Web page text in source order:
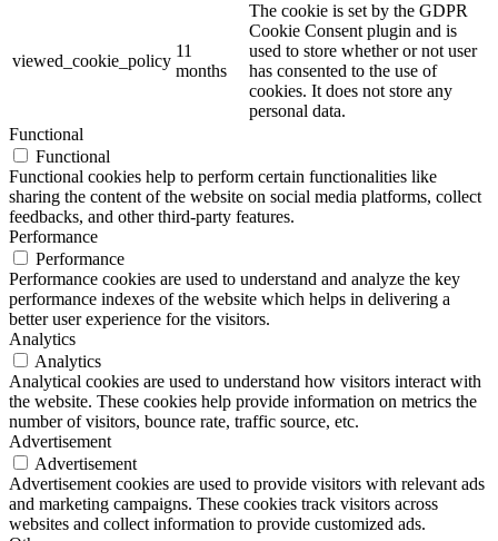
viewed_cookie_policy
11
months
The cookie is set by the GDPR
Cookie Consent plugin and is
used to store whether or not user
has consented to the use of
cookies. It does not store any
personal data.
Functional
Functional
Functional cookies help to perform certain functionalities like
sharing the content of the website on social media platforms, collect
feedbacks, and other third-party features.
Performance
Performance
Performance cookies are used to understand and analyze the key
performance indexes of the website which helps in delivering a
better user experience for the visitors.
Analytics
Analytics
Analytical cookies are used to understand how visitors interact with
the website. These cookies help provide information on metrics the
number of visitors, bounce rate, traffic source, etc.
Advertisement
Advertisement
Advertisement cookies are used to provide visitors with relevant ads
and marketing campaigns. These cookies track visitors across
websites and collect information to provide customized ads.